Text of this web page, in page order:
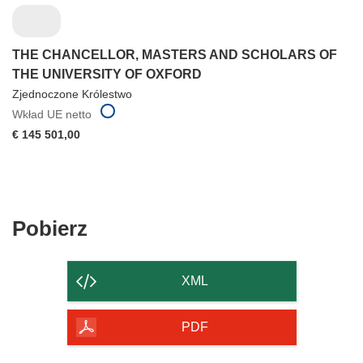
THE CHANCELLOR, MASTERS AND SCHOLARS OF
THE UNIVERSITY OF OXFORD
Zjednoczone Królestwo
Wkład UE netto
€ 145 501,00
Pobierz
strony
XML
PDF